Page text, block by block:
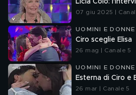
Licia Colò:
07 giu 2025 |
UOMINI E DONNE
Ciro sceglie Elisa
26 mag | Canale 5
UOMINI E DONNE
Esterna di Ciro e
26 mar | Canale 5